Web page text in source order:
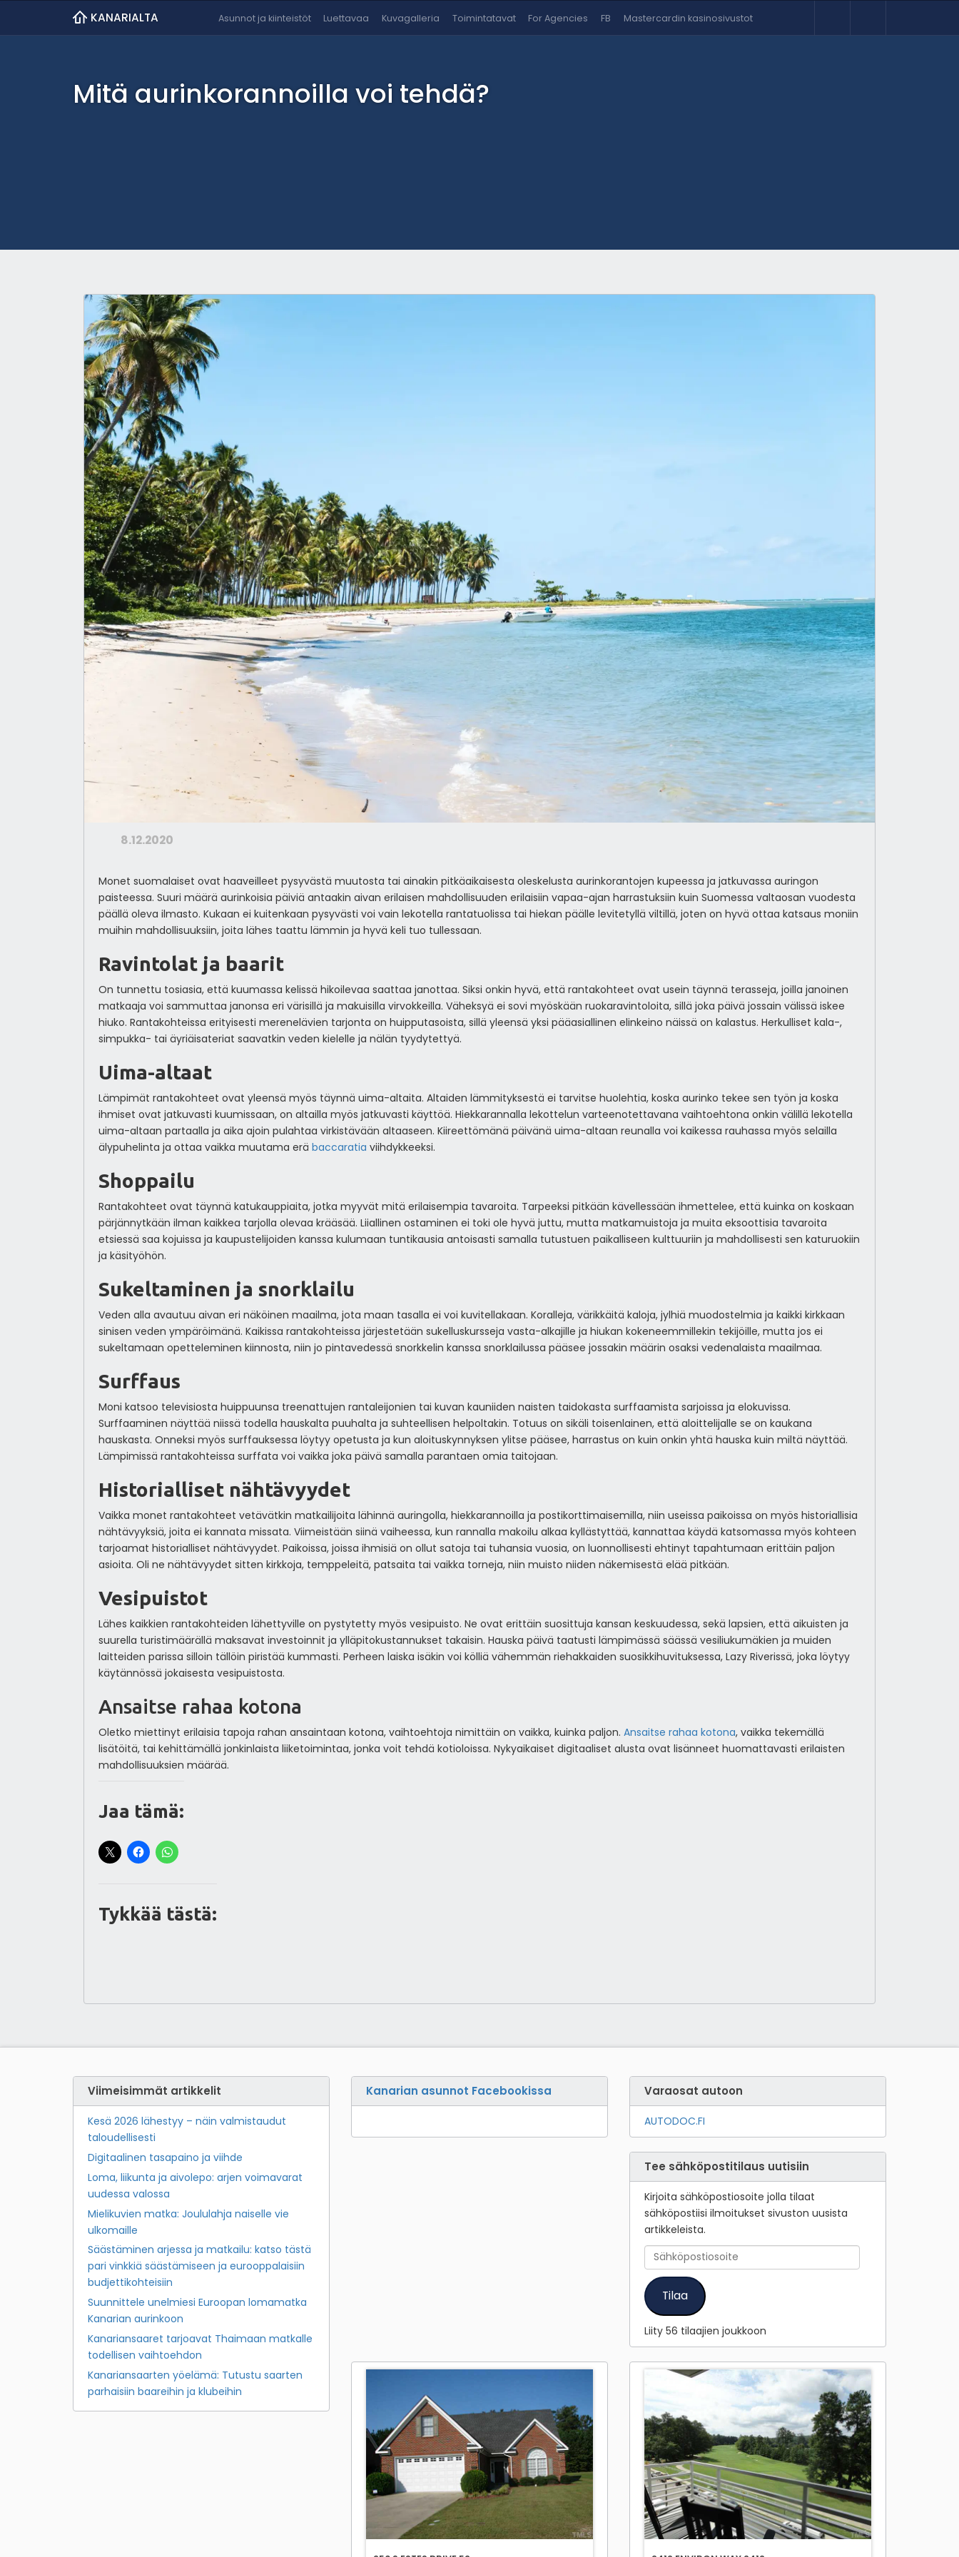
KANARIALTA Asunnot ja kiinteistöt Luettavaa Kuvagalleria Toimintatavat For Agencies FB Mastercardin kasinosivustot
Mitä aurinkorannoilla voi tehdä?
8.12.2020
Monet suomalaiset ovat haaveilleet pysyvästä muutosta tai ainakin pitkäaikaisesta oleskelusta aurinkorantojen kupeessa ja jatkuvassa auringon
paisteessa. Suuri määrä aurinkoisia päiviä antaakin aivan erilaisen mahdollisuuden erilaisiin vapaa-ajan harrastuksiin kuin Suomessa valtaosan vuodesta
päällä oleva ilmasto. Kukaan ei kuitenkaan pysyvästi voi vain lekotella rantatuolissa tai hiekan päälle levitetyllä viltillä, joten on hyvä ottaa katsaus moniin
muihin mahdollisuuksiin, joita lähes taattu lämmin ja hyvä keli tuo tullessaan.
Ravintolat ja baarit
On tunnettu tosiasia, että kuumassa kelissä hikoilevaa saattaa janottaa. Siksi onkin hyvä, että rantakohteet ovat usein täynnä terasseja, joilla janoinen
matkaaja voi sammuttaa janonsa eri värisillä ja makuisilla virvokkeilla. Väheksyä ei sovi myöskään ruokaravintoloita, sillä joka päivä jossain välissä iskee
hiuko. Rantakohteissa erityisesti merenelävien tarjonta on huipputasoista, sillä yleensä yksi pääasiallinen elinkeino näissä on kalastus. Herkulliset kala-,
simpukka- tai äyriäisateriat saavatkin veden kielelle ja nälän tyydytettyä.
Uima-altaat
Lämpimät rantakohteet ovat yleensä myös täynnä uima-altaita. Altaiden lämmityksestä ei tarvitse huolehtia, koska aurinko tekee sen työn ja koska
ihmiset ovat jatkuvasti kuumissaan, on altailla myös jatkuvasti käyttöä. Hiekkarannalla lekottelun varteenotettavana vaihtoehtona onkin välillä lekotella
uima-altaan partaalla ja aika ajoin pulahtaa virkistävään altaaseen. Kiireettömänä päivänä uima-altaan reunalla voi kaikessa rauhassa myös selailla
älypuhelinta ja ottaa vaikka muutama erä baccaratia viihdykkeeksi.
Shoppailu
Rantakohteet ovat täynnä katukauppiaita, jotka myyvät mitä erilaisempia tavaroita. Tarpeeksi pitkään kävellessään ihmettelee, että kuinka on koskaan
pärjännytkään ilman kaikkea tarjolla olevaa krääsää. Liiallinen ostaminen ei toki ole hyvä juttu, mutta matkamuistoja ja muita eksoottisia tavaroita
etsiessä saa kojuissa ja kaupustelijoiden kanssa kulumaan tuntikausia antoisasti samalla tutustuen paikalliseen kulttuuriin ja mahdollisesti sen katuruokiin
ja käsityöhön.
Sukeltaminen ja snorklailu
Veden alla avautuu aivan eri näköinen maailma, jota maan tasalla ei voi kuvitellakaan. Koralleja, värikkäitä kaloja, jylhiä muodostelmia ja kaikki kirkkaan
sinisen veden ympäröimänä. Kaikissa rantakohteissa järjestetään sukelluskursseja vasta-alkajille ja hiukan kokeneemmillekin tekijöille, mutta jos ei
sukeltamaan opetteleminen kiinnosta, niin jo pintavedessä snorkkelin kanssa snorklailussa pääsee jossakin määrin osaksi vedenalaista maailmaa.
Surffaus
Moni katsoo televisiosta huippuunsa treenattujen rantaleijonien tai kuvan kauniiden naisten taidokasta surffaamista sarjoissa ja elokuvissa.
Surffaaminen näyttää niissä todella hauskalta puuhalta ja suhteellisen helpoltakin. Totuus on sikäli toisenlainen, että aloittelijalle se on kaukana
hauskasta. Onneksi myös surffauksessa löytyy opetusta ja kun aloituskynnyksen ylitse pääsee, harrastus on kuin onkin yhtä hauska kuin miltä näyttää.
Lämpimissä rantakohteissa surffata voi vaikka joka päivä samalla parantaen omia taitojaan.
Historialliset nähtävyydet
Vaikka monet rantakohteet vetävätkin matkailijoita lähinnä auringolla, hiekkarannoilla ja postikorttimaisemilla, niin useissa paikoissa on myös historiallisia
nähtävyyksiä, joita ei kannata missata. Viimeistään siinä vaiheessa, kun rannalla makoilu alkaa kyllästyttää, kannattaa käydä katsomassa myös kohteen
tarjoamat historialliset nähtävyydet. Paikoissa, joissa ihmisiä on ollut satoja tai tuhansia vuosia, on luonnollisesti ehtinyt tapahtumaan erittäin paljon
asioita. Oli ne nähtävyydet sitten kirkkoja, temppeleitä, patsaita tai vaikka torneja, niin muisto niiden näkemisestä elää pitkään.
Vesipuistot
Lähes kaikkien rantakohteiden lähettyville on pystytetty myös vesipuisto. Ne ovat erittäin suosittuja kansan keskuudessa, sekä lapsien, että aikuisten ja
suurella turistimäärällä maksavat investoinnit ja ylläpitokustannukset takaisin. Hauska päivä taatusti lämpimässä säässä vesiliukumäkien ja muiden
laitteiden parissa silloin tällöin piristää kummasti. Perheen laiska isäkin voi kölliä vähemmän riehakkaiden suosikkihuvituksessa, Lazy Riverissä, joka löytyy
käytännössä jokaisesta vesipuistosta.
Ansaitse rahaa kotona
Oletko miettinyt erilaisia tapoja rahan ansaintaan kotona, vaihtoehtoja nimittäin on vaikka, kuinka paljon. Ansaitse rahaa kotona, vaikka tekemällä
lisätöitä, tai kehittämällä jonkinlaista liiketoimintaa, jonka voit tehdä kotioloissa. Nykyaikaiset digitaaliset alusta ovat lisänneet huomattavasti erilaisten
mahdollisuuksien määrää.
Jaa tämä:
Tykkää tästä:
Viimeisimmät artikkelit
Kesä 2026 lähestyy – näin valmistaudut
taloudellisesti
Digitaalinen tasapaino ja viihde
Loma, liikunta ja aivolepo: arjen voimavarat
uudessa valossa
Mielikuvien matka: Joululahja naiselle vie
ulkomaille
Säästäminen arjessa ja matkailu: katso tästä
pari vinkkiä säästämiseen ja eurooppalaisiin
budjettikohteisiin
Suunnittele unelmiesi Euroopan lomamatka
Kanarian aurinkoon
Kanariansaaret tarjoavat Thaimaan matkalle
todellisen vaihtoehdon
Kanariansaarten yöelämä: Tutustu saarten
parhaisiin baareihin ja klubeihin
Kanarian asunnot Facebookissa Varaosat autoon
AUTODOC.FI
Tee sähköpostitilaus uutisiin
Kirjoita sähköpostiosoite jolla tilaat
sähköpostiisi ilmoitukset sivuston uusista
artikkeleista.
Sähköpostiosoite
Tilaa
Liity 56 tilaajien joukkoon